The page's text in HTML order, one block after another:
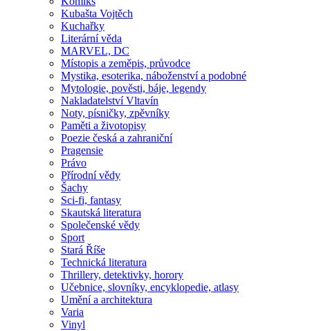
Kubašta Vojtěch
Kuchařky
Literární věda
MARVEL, DC
Místopis a zeměpis, průvodce
Mystika, esoterika, náboženství a podobné
Mytologie, pověsti, báje, legendy
Nakladatelství Vltavín
Noty, písničky, zpěvníky
Paměti a životopisy
Poezie česká a zahraniční
Pragensie
Právo
Přírodní vědy
Šachy
Sci-fi, fantasy
Skautská literatura
Společenské vědy
Sport
Stará Říše
Technická literatura
Thrillery, detektivky, horory
Učebnice, slovníky, encyklopedie, atlasy
Umění a architektura
Varia
Vinyl